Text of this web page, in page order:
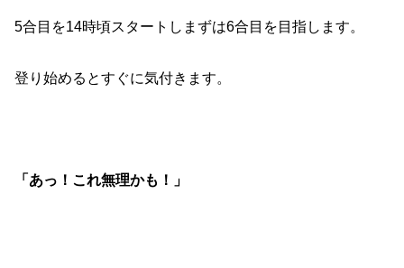
5合目を14時頃スタートしまずは6合目を目指します。
登り始めるとすぐに気付きます。
「あっ！これ無理かも！」